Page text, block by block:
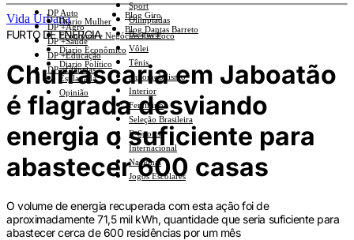
Sport
Olimpíadas
Basquete
Vôlei
Tênis
Automobilismo
Interior
Feminino
Seleção Brasileira
E-Sports
Internacional
Nacional
Jogos Escolares
DP Auto
DP +Agro
DP +Saúde
DP +Educação
DP +Ciências
Diario Mulher
Economia e Negócios Em Foco
Diario Econômico
Diario Político
Esplanada
Opinião
Blog Giro
Blog Dantas Barreto
Vida Urbana
FURTO DE ENERGIA
Churrascaria em Jaboatão
é flagrada desviando
energia o suficiente para
abastecer 600 casas
O volume de energia recuperada com esta ação foi de
aproximadamente 71,5 mil kWh, quantidade que seria suficiente para
abastecer cerca de 600 residências por um mês